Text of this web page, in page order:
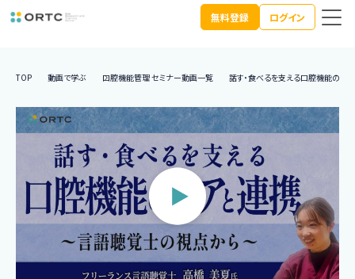
無料登録 ログイン
TOP 動画で学ぶ 口腔機能管理 セミナー動画一覧 話す・食べるを支える口腔機能のケ